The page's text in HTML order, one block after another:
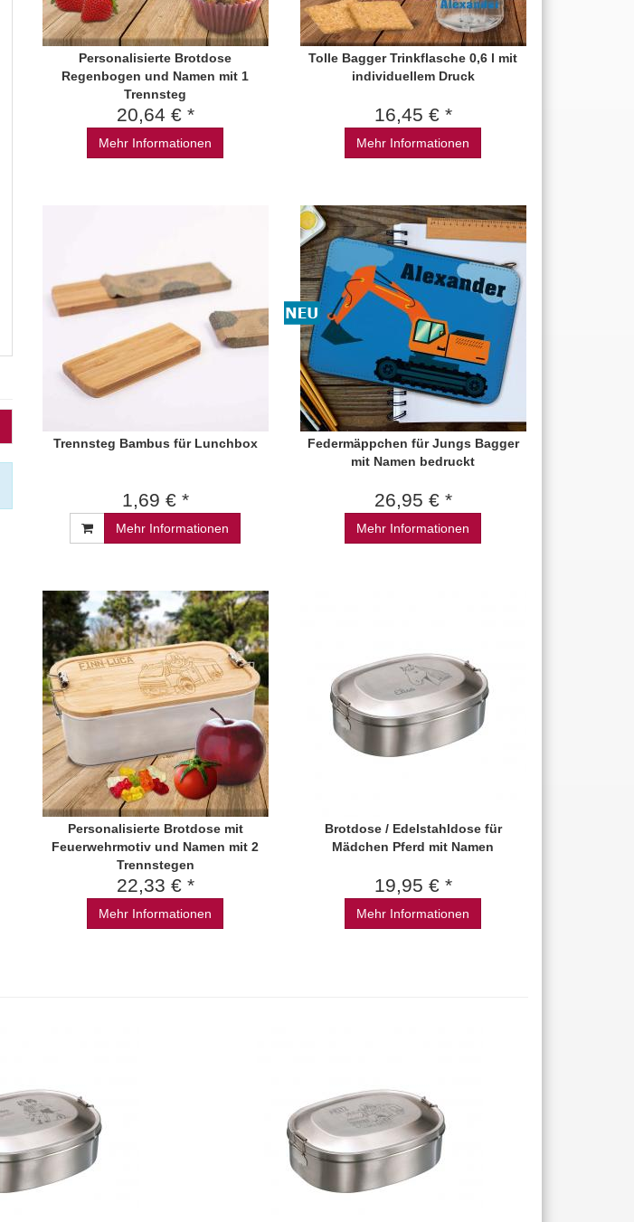
Personalisierte Brotdose
Regenbogen und Namen mit 1
Trennsteg
20,64 € *
Mehr Informationen
Tolle Bagger Trinkflasche 0,6 l mit
individuellem Druck
16,45 € *
Mehr Informationen
Trennsteg Bambus für Lunchbox
1,69 € *
Mehr Informationen
Federmäppchen für Jungs Bagger
mit Namen bedruckt
26,95 € *
Mehr Informationen
Personalisierte Brotdose mit
Feuerwehrmotiv und Namen mit 2
Trennstegen
22,33 € *
Mehr Informationen
Brotdose / Edelstahldose für
Mädchen Pferd mit Namen
19,95 € *
Mehr Informationen